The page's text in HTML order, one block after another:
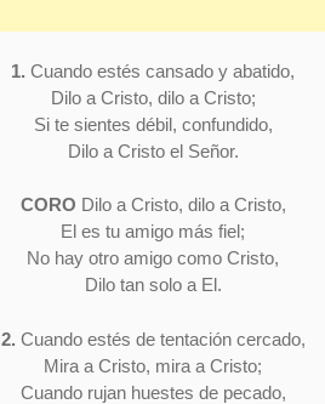
1. Cuando estés cansado y abatido,
Dilo a Cristo, dilo a Cristo;
Si te sientes débil, confundido,
Dilo a Cristo el Señor.
CORO Dilo a Cristo, dilo a Cristo,
El es tu amigo más fiel;
No hay otro amigo como Cristo,
Dilo tan solo a El.
2. Cuando estés de tentación cercado,
Mira a Cristo, mira a Cristo;
Cuando rujan huestes de pecado,